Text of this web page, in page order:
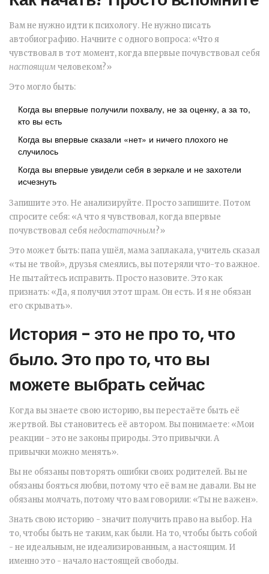
Вам не нужно идти к психологу. Не нужно писать
автобиографию. Начните с одного вопроса: «Что я
чувствовал в тот момент, когда впервые почувствовал себя
настоящим человеком?»
Это могло быть:
Когда вы впервые получили похвалу, не за оценку, а за то,
кто вы есть
Когда вы впервые сказали «нет» и ничего плохого не
случилось
Когда вы впервые увидели себя в зеркале и не захотели
исчезнуть
Запишите это. Не анализируйте. Просто запишите. Потом
спросите себя: «А что я чувствовал, когда впервые
почувствовал себянедостаточным?»
Это может быть: папа ушёл, мама заплакала, учитель сказал
«ты не твой», друзья смеялись, вы потеряли что-то важное.
Не пытайтесь исправить. Просто назовите. Это как
признать: «Да, я получил этот шрам. Он есть. И я не обязан
его скрывать».
История - это не про то, что
было. Это про то, что вы
можете выбрать сейчас
Когда вы знаете свою историю, вы перестаёте быть её
жертвой. Вы становитесь её автором. Вы понимаете: «Мои
реакции - это не законы природы. Это привычки. А
привычки можно менять».
Вы не обязаны повторять ошибки своих родителей. Вы не
обязаны бояться любви, потому что её вам не давали. Вы не
обязаны молчать, потому что вам говорили: «Ты не важен».
Знать свою историю - значит получить право на выбор. На
то, чтобы быть не таким, как были. На то, чтобы быть собой
- не идеальным, не идеализированным, а настоящим. И
именно это - начало настоящей свободы.